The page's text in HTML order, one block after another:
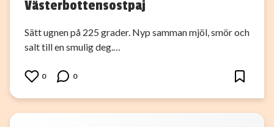
Västerbottensostpaj
Sätt ugnen på 225 grader. Nyp samman mjöl, smör och
salt till en smulig deg.…
0 0